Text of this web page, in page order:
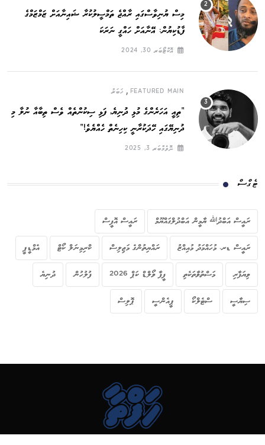
މިސް ޔުނިވާސްގައި ރާއްޖެ ތަމްސީލުކުރާ ޝައިނާއަށް ޒަމްޒަމްގެ
ފާޑުކިޔުން: އޭނާއަށް ހައްގީ ނަރަކަ
އޮކްޓޯބަރ 30, 2024
FEATURED MAIN
, ޚަބަރު
”ތިއީ އަހަރެންގެ މުޅި ދުނިޔެ, ފަޅި ސިކުންތެއް ވެސް ތިބާއާ ނުލާ މި
ދުނިޔޭގައި ހޭދަކުރާނީ ކިހިނެތް ހެއްޔެވެ!“
ނޮވެމްބަރ 3, 2025
ޓެގްސް
ރައީސް އަބްދުﷲ ޔާމީން އަބްދުލްގައްޔޫމް ރައީސް އޮފީސް
ރައީސް ޑރ. މުހައްމަދު މުއިއްޒު ރައްޔިތުންގެ މަޖިލިސް ކްރިމިނަލް ކޯޓް އެމްޑީޕީ
ވިޔަފާރި މަސްތުވާތަކެތި ފީފާ ވޯލްޑް ކަޕް 2026 ފުލުހުން ދުނިޔެ
ސިޔާސީ ސްޓެލްކޯ ޕީއެންސީ ޕޮލިސް